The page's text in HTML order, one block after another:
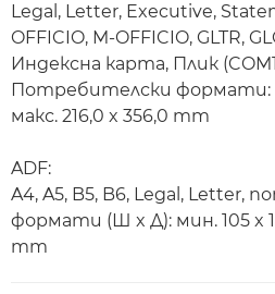
Legal, Letter, Executive,
OFFICIO, M-OFFICIO, GLTR,
Индексна карта, Плик
Потребителски формати:
макс. 216,0 x 356,0 mm
ADF:
A4, A5, B5, B6, Legal, Letter,
формати (Ш x Д): мин. 105 x
mm